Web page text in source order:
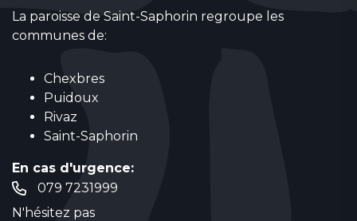
La paroisse de Saint-Saphorin regroupe les
communes de:
Chexbres
Puidoux
Rivaz
Saint-Saphorin
En cas d'urgence:
079 7231999
N'hésitez pas